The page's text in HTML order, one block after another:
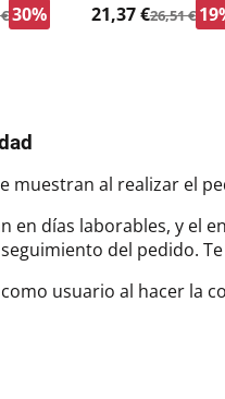
30% 21,37 €26,51 €
muestran al realizar el
en días laborables, y el
del pedido.
usuario al hacer la